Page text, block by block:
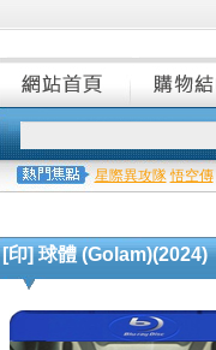
星際異攻隊 悟空傳
[印] 球體 (Golam)(2024)